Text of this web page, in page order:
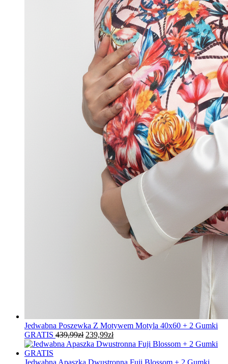
Jedwabna Poszewka Z Motywem Motyla 40x60 + 2 Gumki
GRATIS 439,99zł Pierwotna
cena
439,99zł.
239,99złAktualna
cena
239,99zł.
Jedwabna Apaszka Dwustronna Fuji Blossom + 2 Gumki